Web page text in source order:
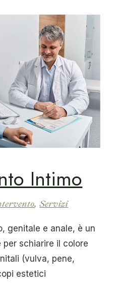
Intimo
Servizi
genitale e anale, è un
schiarire il colore
(vulva, pene,
estetici